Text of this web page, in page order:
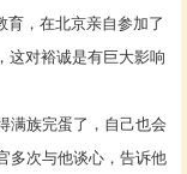
，在北京亲自参加了
这对裕诚是有巨大影响
满族完蛋了，自己也会
多次与他谈心，告诉他